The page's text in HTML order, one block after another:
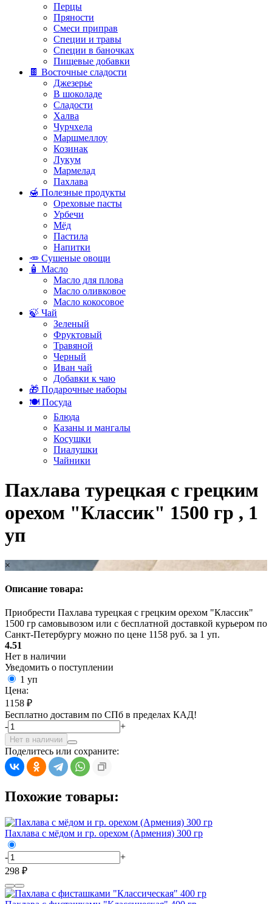
Перцы
Пряности
Смеси приправ
Специи и травы
Специи в баночках
Пищевые добавки
🍫 Восточные сладости
Джезерье
В шоколаде
Сладости
Халва
Чурчхела
Маршмеллоу
Козинак
Лукум
Мармелад
Пахлава
🍯 Полезные продукты
Ореховые пасты
Урбечи
Мёд
Пастила
Напитки
🥕 Сушеные овощи
🧴 Масло
Масло для плова
Масло оливковое
Масло кокосовое
🍃 Чай
Зеленый
Фруктовый
Травяной
Черный
Иван чай
Добавки к чаю
🎁 Подарочные наборы
🍽️ Посуда
Блюда
Казаны и мангалы
Косушки
Пиалушки
Чайники
Пахлава турецкая с грецким
орехом "Классик" 1500 гр , 1
уп
×
Описание товара:
Приобрести Пахлава турецкая с грецким орехом "Классик"
1500 гр самовывозом или с бесплатной доставкой курьером по
Санкт-Петербургу можно по цене 1158 руб. за 1 уп.
4.51
Нет в наличии
Уведомить о поступлении
1 уп
Цена:
1158 ₽
Бесплатно доставим по СПб в пределах КАД!
-
+
Нет в наличии
Поделитесь или сохраните:
Похожие товары:
Пахлава с мёдом и гр. орехом (Армения) 300 гр
-
+
298 ₽